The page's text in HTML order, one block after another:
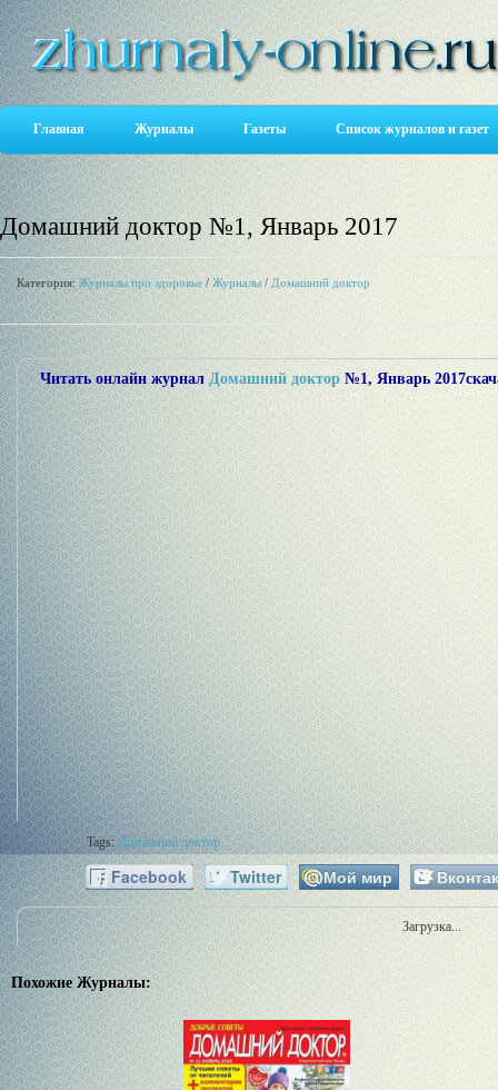
Главная Журналы Газеты Список журналов и газет
Домашний доктор №1, Январь 2017
Категория:Журналы про здоровье / Журналы / Домашний доктор
Читать онлайн журнал Домашний доктор №1, Январь 2017
Tags:Домашний доктор
Facebook Twitter Мой мир
Загрузка...
Похожие Журналы: